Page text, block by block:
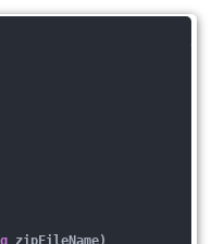
zipFileName)